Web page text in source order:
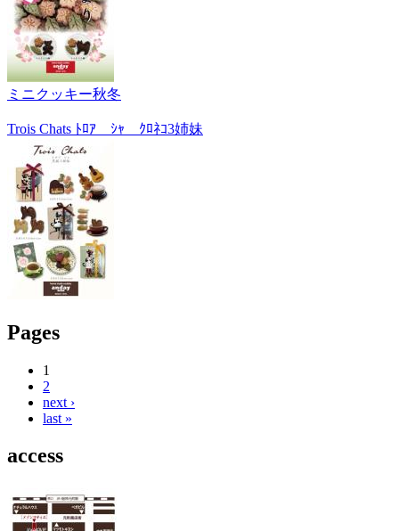
ミニクッキー秋冬
Trois Chats ﾄﾛｱ ｼｬ ｸﾛﾈｺ3姉妹
Pages
1
2
next ›
last »
access